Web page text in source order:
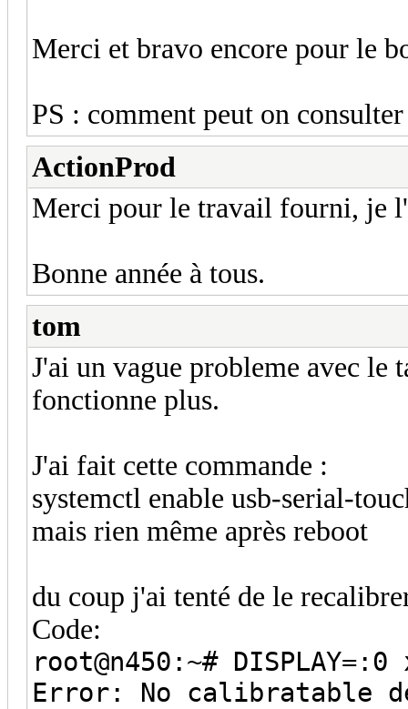
Merci et bravo encore pour le
PS : comment peut on
ActionProd
Merci pour le travail fourni, je
Bonne année à tous.
tom
J'ai un vague probleme avec le
fonctionne plus.
J'ai fait cette commande :
systemctl enable usb-serial-
mais rien même après reboot
du coup j'ai tenté de le
Code:
root@n450:~#
Error: No calibratable